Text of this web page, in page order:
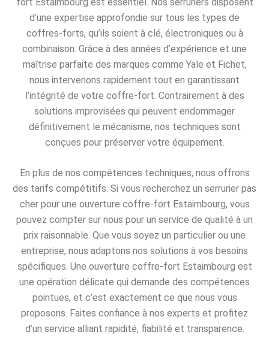
d’une expertise approfondie sur tous les types de
coffres-forts, qu’ils soient à clé, électroniques ou à
combinaison. Grâce à des années d’expérience et une
maîtrise parfaite des marques comme Yale et Fichet,
nous intervenons rapidement tout en garantissant
l’intégrité de votre coffre-fort. Contrairement à des
solutions improvisées qui peuvent endommager
définitivement le mécanisme, nos techniques sont
conçues pour préserver votre équipement.
En plus de nos compétences techniques, nous offrons
des tarifs compétitifs. Si vous recherchez un serrurier pas
cher pour une ouverture coffre-fort Estaimbourg, vous
pouvez compter sur nous pour un service de qualité à un
prix raisonnable. Que vous soyez un particulier ou une
entreprise, nous adaptons nos solutions à vos besoins
spécifiques. Une ouverture coffre-fort Estaimbourg est
une opération délicate qui demande des compétences
pointues, et c’est exactement ce que nous vous
proposons. Faites confiance à nos experts et profitez
d’un service alliant rapidité, fiabilité et transparence.